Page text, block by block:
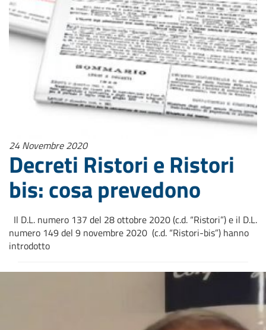
24 Novembre 2020
Decreti Ristori e Ristori
bis: cosa prevedono
Il D.L. numero 137 del 28 ottobre 2020 (c.d. “Ristori”) e il D.L.
numero 149 del 9 novembre 2020 (c.d. “Ristori-bis”) hanno
introdotto